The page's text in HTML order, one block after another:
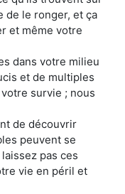
de le ronger, et ça
et même votre
dans votre milieu
et de multiples
survie ; nous
de découvrir
peuvent se
pas ces
vie en péril et